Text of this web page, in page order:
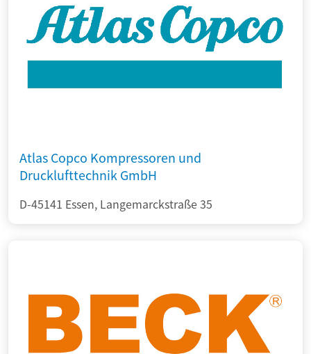
Atlas Copco Kompressoren und
Drucklufttechnik GmbH
D-45141 Essen, Langemarckstraße 35